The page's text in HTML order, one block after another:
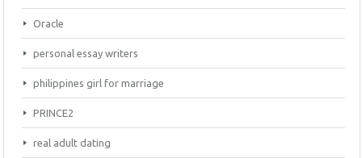
Oracle
personal essay writers
philippines girl for marriage
PRINCE2
real adult dating